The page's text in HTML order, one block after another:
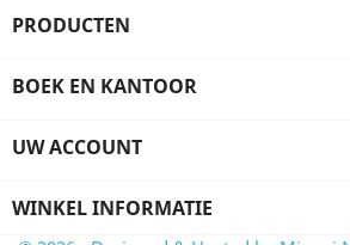
PRODUCTEN
BOEK EN KANTOOR
UW ACCOUNT
WINKEL INFORMATIE